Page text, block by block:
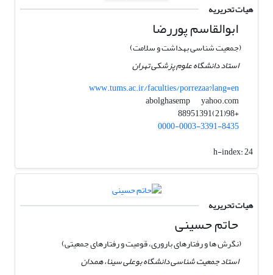
هیات تحریریه
ابوالقاسم پوررضا
(جمعیت شناسی بهداشت و سلامت)
استاد دانشگاه علوم پزشکی تهران
www.tums.ac.ir/faculties/porrezaa?lang=en
abolghasemp
yahoo.com
+98(21)88951391
0000-0003-3391-8435
h-index:24
هیات تحریریه
حاتم حسینی
(نگرش ها و رفتارهای باروری، قومیت و رفتارهای جمعیتی)
استاد جمعیت شناسی دانشگاه بوعلی سینا، همدان